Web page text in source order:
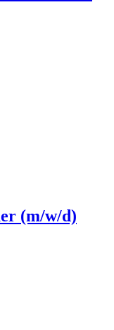
(m/w/d)